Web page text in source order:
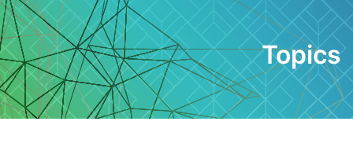
Topics